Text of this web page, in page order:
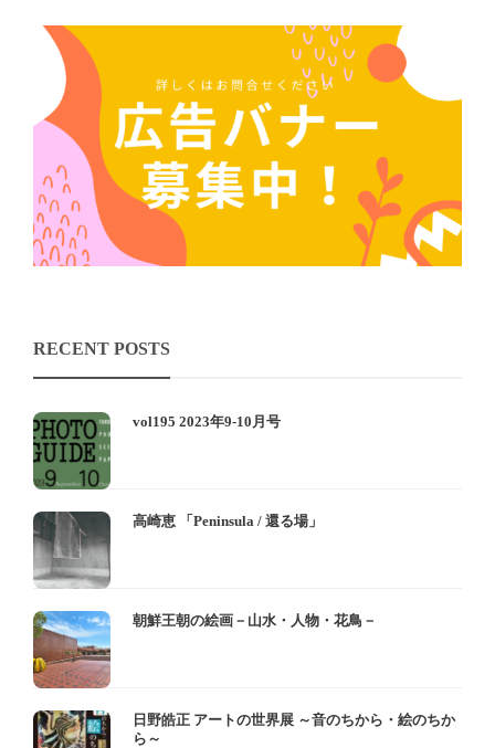
RECENT POSTS
vol195 2023年9-10月号
高崎恵 「Peninsula / 還る場」
朝鮮王朝の絵画－山水・人物・花鳥－
日野皓正 アートの世界展 ～音のちから・絵のちか
ら～